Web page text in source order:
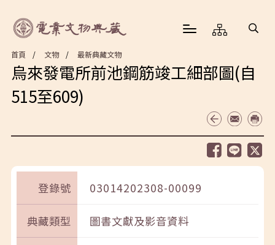
首頁 文物 最新典藏文物
烏來發電所前池鋼筋竣工細部圖(自
515至609)
登錄號 03014202308-00099
典藏類型 圖書文獻及影音資料